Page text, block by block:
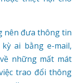
nên đưa thông tin
ai bằng e-mail,
những mất mát
trao đổi thông